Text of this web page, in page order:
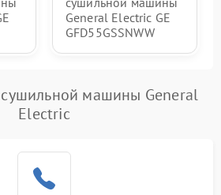
General Electric GE
GFD55GSSNWW
машины General
Electric